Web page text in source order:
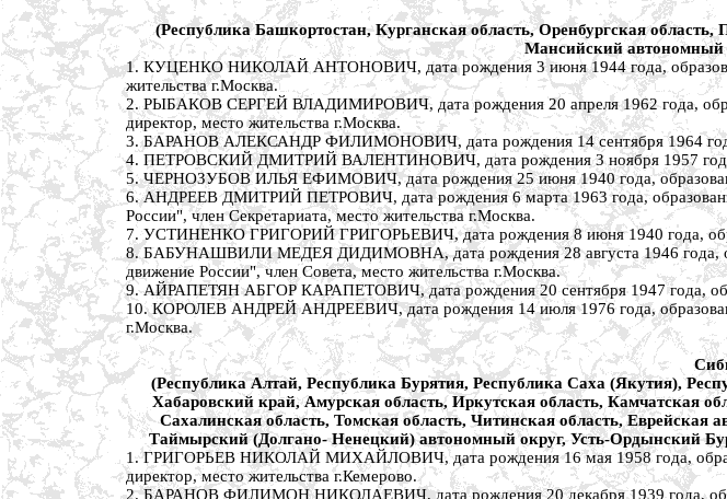
(Республика Башкортостан, Курганская область, Оренбургская
Мансийский автономный
1. КУЦЕНКО НИКОЛАЙ АНТОНОВИЧ, дата рождения 3 июня 1944 года,
жительства г.Москва.
2. РЫБАКОВ СЕРГЕЙ ВЛАДИМИРОВИЧ, дата рождения 20 апреля 1962 года,
директор, место жительства г.Москва.
3. БАРАНОВ АЛЕКСАНДР ФИЛИМОНОВИЧ, дата рождения 14 сентября 1964 года,
4. ПЕТРОВСКИЙ ДМИТРИЙ ВАЛЕНТИНОВИЧ, дата рождения 3 ноября 1957 года,
5. ЧЕРНОЗУБОВ ИЛЬЯ ЕФИМОВИЧ, дата рождения 25 июня 1940 года,
6. АНДРЕЕВ ДМИТРИЙ ПЕТРОВИЧ, дата рождения 6 марта 1963 года, образование
России", член Секретариата, место жительства г.Москва.
7. УСТИНЕНКО ГРИГОРИЙ ГРИГОРЬЕВИЧ, дата рождения 8 июня 1940 года,
8. БАБУНАШВИЛИ МЕДЕЯ ДИДИМОВНА, дата рождения 28 августа 1946 года,
движение России", член Совета, место жительства г.Москва.
9. АЙРАПЕТЯН АБГОР КАРАПЕТОВИЧ, дата рождения 20 сентября 1947 года,
10. КОРОЛЕВ АНДРЕЙ АНДРЕЕВИЧ, дата рождения 14 июля 1976 года,
г.Москва.
(Республика Алтай, Республика Бурятия, Республика Саха (Якутия),
Хабаровский край, Амурская область, Иркутская область, Камчатская
Сахалинская область, Томская область, Читинская область,
Таймырский (Долгано- Ненецкий) автономный округ, Усть-Ордынский
1. ГРИГОРЬЕВ НИКОЛАЙ МИХАЙЛОВИЧ, дата рождения 16 мая 1958 года,
директор, место жительства г.Кемерово.
2. БАРАНОВ ФИЛИМОН НИКОЛАЕВИЧ, дата рождения 20 декабря 1939 года,